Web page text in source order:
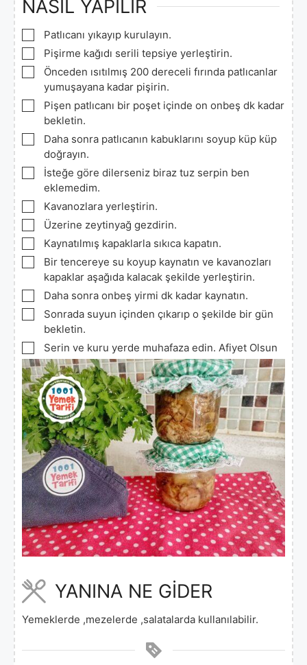
NASIL YAPILIR
▢
Patlıcanı yıkayıp kurulayın.
▢
Pişirme kağıdı serili tepsiye yerleştirin.
▢
Önceden ısıtılmış 200 dereceli fırında patlıcanlar
yumuşayana kadar pişirin.
▢
Pişen patlıcanı bir poşet içinde on onbeş dk kadar
bekletin.
▢
Daha sonra patlıcanın kabuklarını soyup küp küp
doğrayın.
▢
İsteğe göre dilerseniz biraz tuz serpin ben
eklemedim.
▢
Kavanozlara yerleştirin.
▢
Üzerine zeytinyağ gezdirin.
▢
Kaynatılmış kapaklarla sıkıca kapatın.
▢
Bir tencereye su koyup kaynatın ve kavanozları
kapaklar aşağıda kalacak şekilde yerleştirin.
▢
Daha sonra onbeş yirmi dk kadar kaynatın.
▢
Sonrada suyun içinden çıkarıp o şekilde bir gün
bekletin.
▢
Serin ve kuru yerde muhafaza edin. Afiyet Olsun
YANINA NE GİDER
Yemeklerde ,mezelerde ,salatalarda kullanılabilir.